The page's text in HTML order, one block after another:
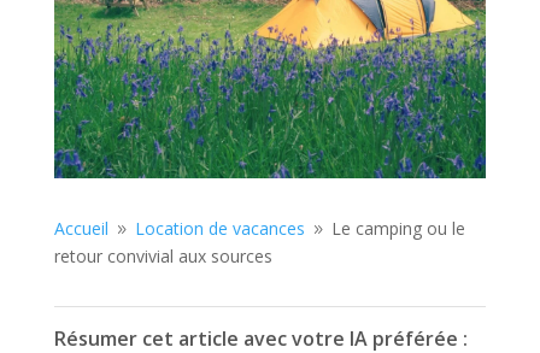
Accueil 9 Location de vacances 9 Le camping ou le
retour convivial aux sources
Résumer cet article avec votre IA préférée :